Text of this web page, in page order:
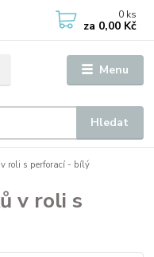
Menu
Hledat
0 ks
za 0,00 Kč
roli s perforací - bílý
v roli s